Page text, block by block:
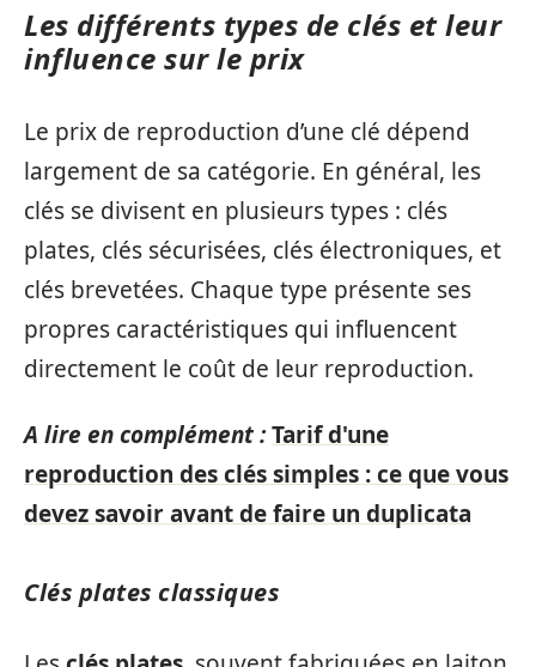
Les différents types de clés et leur
influence sur le prix
Le prix de reproduction d’une clé dépend
largement de sa catégorie. En général, les
clés se divisent en plusieurs types : clés
plates, clés sécurisées, clés électroniques, et
clés brevetées. Chaque type présente ses
propres caractéristiques qui influencent
directement le coût de leur reproduction.
A lire en complément :Tarif d'une
reproduction des clés simples : ce que vous
devez savoir avant de faire un duplicata
Clés plates classiques